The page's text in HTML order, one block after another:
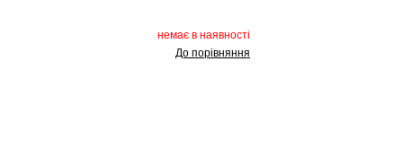
немає в наявності
До порівняння